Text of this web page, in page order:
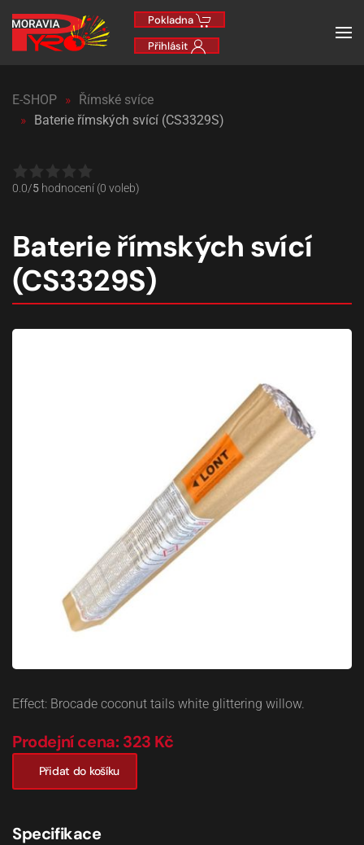
Pokladna
Přihlásit
E-SHOP
Římské svíce
Baterie římských svící (CS3329S)
0.0/5 hodnocení (0 voleb)
Baterie římských svící
(CS3329S)
Effect: Brocade coconut tails white glittering willow.
Prodejní cena: 323 Kč
Přidat do košíku
Specifikace